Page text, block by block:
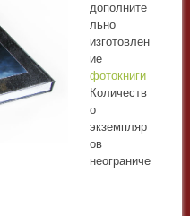
дополните
льно
изготовлен
ие
фотокниги
Количеств
о
экземпляр
ов
неограниче